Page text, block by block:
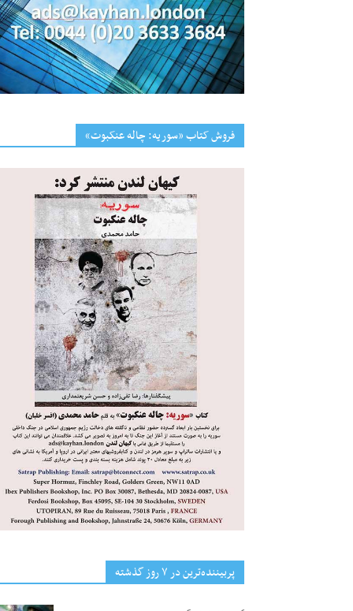
فروش کتاب «سوریه: چاله عنکبوت»
پربیننده‌ترین‌ در ۷ روز گذشته